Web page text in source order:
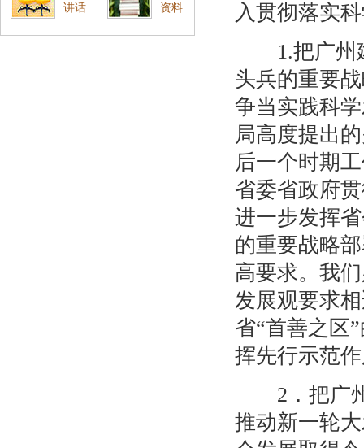
入贯彻落实
1.把广州建
头兵的重要
争当实践科
局高度提出
后一个时期
省委省政府
进一步发挥
的重要战略
高要求。我
发展观要求
省“首善之区
挥先行示范
2．把广州
推动新一轮